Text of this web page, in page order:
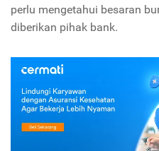
perlu mengetahui besaran
diberikan pihak bank.